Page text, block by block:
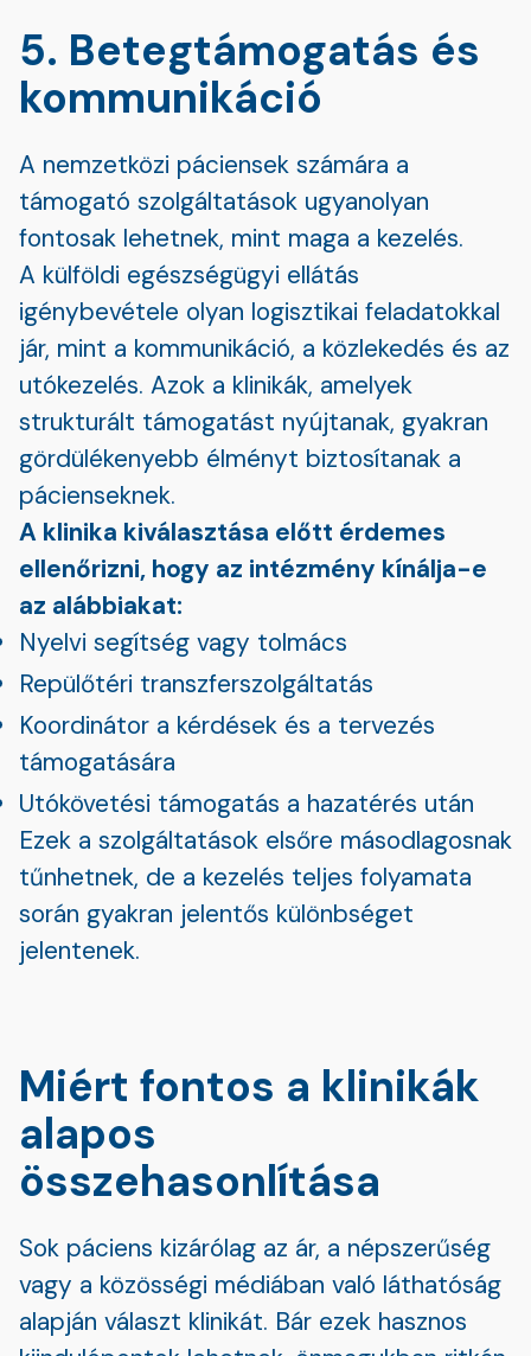
5. Betegtámogatás és
kommunikáció
A nemzetközi páciensek számára a
támogató szolgáltatások ugyanolyan
fontosak lehetnek, mint maga a kezelés.
A külföldi egészségügyi ellátás
igénybevétele olyan logisztikai feladatokkal
jár, mint a kommunikáció, a közlekedés és az
utókezelés. Azok a klinikák, amelyek
strukturált támogatást nyújtanak, gyakran
gördülékenyebb élményt biztosítanak a
pácienseknek.
A klinika kiválasztása előtt érdemes
ellenőrizni, hogy az intézmény kínálja-e
az alábbiakat:
Nyelvi segítség vagy tolmács
Repülőtéri transzferszolgáltatás
Koordinátor a kérdések és a tervezés
támogatására
Utókövetési támogatás a hazatérés után
Ezek a szolgáltatások elsőre másodlagosnak
tűnhetnek, de a kezelés teljes folyamata
során gyakran jelentős különbséget
jelentenek.
Miért fontos a klinikák
alapos
összehasonlítása
Sok páciens kizárólag az ár, a népszerűség
vagy a közösségi médiában való láthatóság
alapján választ klinikát. Bár ezek hasznos